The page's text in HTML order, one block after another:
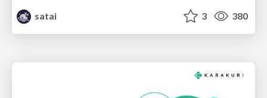
satai
3 380